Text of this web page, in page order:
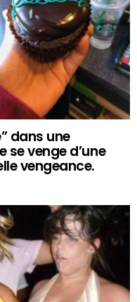
dans une
venge d’une
vengeance.